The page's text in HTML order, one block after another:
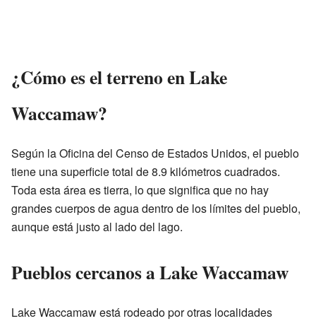
¿Cómo es el terreno en Lake
Waccamaw?
Según la Oficina del Censo de Estados Unidos, el pueblo
tiene una superficie total de 8.9 kilómetros cuadrados.
Toda esta área es tierra, lo que significa que no hay
grandes cuerpos de agua dentro de los límites del pueblo,
aunque está justo al lado del lago.
Pueblos cercanos a Lake Waccamaw
Lake Waccamaw está rodeado por otras localidades